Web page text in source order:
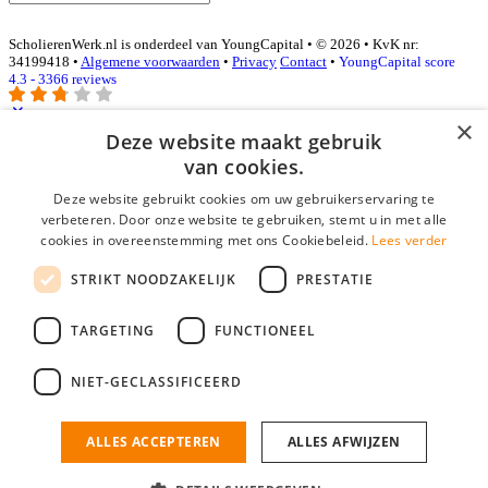
ScholierenWerk.nl is onderdeel van YoungCapital • © 2026 • KvK nr:
34199418 • Algemene voorwaarden • Privacy Contact • YoungCapital score
4.3 - 3366 reviews
Inloggen als bedrijf
E-mail*
Wachtwoord
login gegevens onthouden
login
Bedrijf aanmelden
nieuwe collega/werknemer zo gevonden!
×
Deze website maakt gebruik
van cookies.
Deze website gebruikt cookies om uw gebruikerservaring te
verbeteren. Door onze website te gebruiken, stemt u in met alle
cookies in overeenstemming met ons Cookiebeleid. Lees verder
STRIKT NOODZAKELIJK PRESTATIE
TARGETING FUNCTIONEEL
NIET-GECLASSIFICEERD
ALLES ACCEPTEREN ALLES AFWIJZEN